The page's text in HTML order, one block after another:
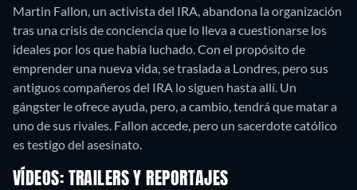
Martin Fallon, un activista del IRA, abandona la organización
tras una crisis de conciencia que lo lleva a cuestionarse los
ideales por los que había luchado. Con el propósito de
emprender una nueva vida, se traslada a Londres, pero sus
antiguos compañeros del IRA lo siguen hasta allí. Un
gángster le ofrece ayuda, pero, a cambio, tendrá que matar a
uno de sus rivales. Fallon accede, pero un sacerdote católico
es testigo del asesinato.
VÍDEOS: TRAILERS Y REPORTAJES